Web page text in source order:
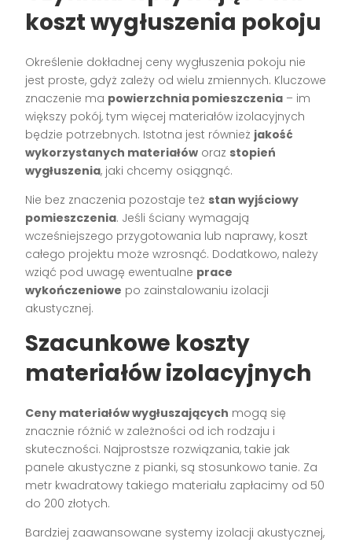
koszt wygłuszenia pokoju
Określenie dokładnej ceny wygłuszenia pokoju nie
jest proste, gdyż zależy od wielu zmiennych. Kluczowe
znaczenie ma powierzchnia pomieszczenia – im
większy pokój, tym więcej materiałów izolacyjnych
będzie potrzebnych. Istotna jest również jakość
wykorzystanych materiałów oraz stopień
wygłuszenia, jaki chcemy osiągnąć.
Nie bez znaczenia pozostaje też stan wyjściowy
pomieszczenia. Jeśli ściany wymagają
wcześniejszego przygotowania lub naprawy, koszt
całego projektu może wzrosnąć. Dodatkowo, należy
wziąć pod uwagę ewentualne prace
wykończeniowe po zainstalowaniu izolacji
akustycznej.
Szacunkowe koszty
materiałów izolacyjnych
Ceny materiałów wygłuszających mogą się
znacznie różnić w zależności od ich rodzaju i
skuteczności. Najprostsze rozwiązania, takie jak
panele akustyczne z pianki, są stosunkowo tanie. Za
metr kwadratowy takiego materiału zapłacimy od 50
do 200 złotych.
Bardziej zaawansowane systemy izolacji akustycznej,